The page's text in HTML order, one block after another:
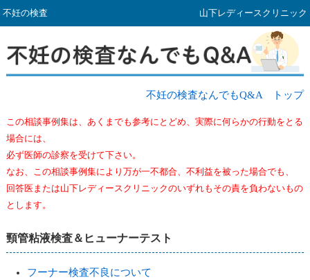
不妊の検査 山下レディースクリニック
不妊の検査なんでもQ&A トップ
この相談事例集は、あくまでも参考にとどめ、実際に何らかの行動をとる
場合には、
必ず医師の診察を受けて下さい。
なお、この相談事例集により万が一不都合、不利益を被った場合でも、
回答医または山下レディースクリニックのいずれもその責を負わないもの
とします。
頸管粘液検査＆ヒューナーテスト
フーナー検査不良について